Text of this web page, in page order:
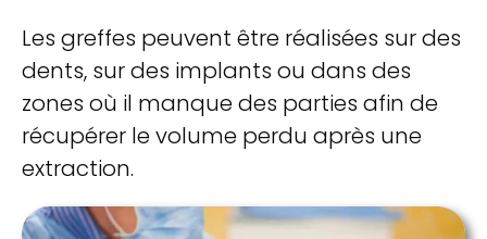
Les greffes peuvent être réalisées sur des
dents, sur des implants ou dans des
zones où il manque des parties afin de
récupérer le volume perdu après une
extraction.